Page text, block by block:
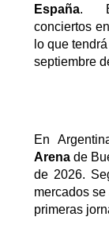
España.
conciertos
lo que
septiembre
En
Arenade
de 2026.
mercados
primeras